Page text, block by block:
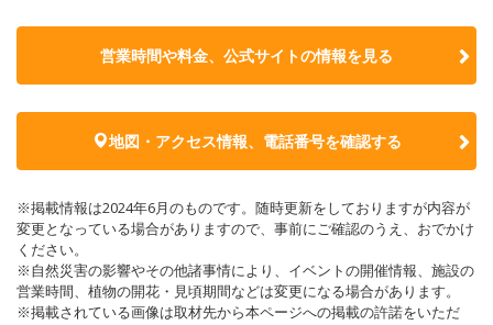
営業時間や料金、公式サイトの情報を見る
地図・アクセス情報、電話番号を確認する
※掲載情報は2024年6月のものです。随時更新をしておりますが内容が
変更となっている場合がありますので、事前にご確認のうえ、おでかけ
ください。
※自然災害の影響やその他諸事情により、イベントの開催情報、施設の
営業時間、植物の開花・見頃期間などは変更になる場合があります。
※掲載されている画像は取材先から本ページへの掲載の許諾をいただ